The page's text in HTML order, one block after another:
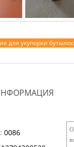
для укупорки бутылок
0086